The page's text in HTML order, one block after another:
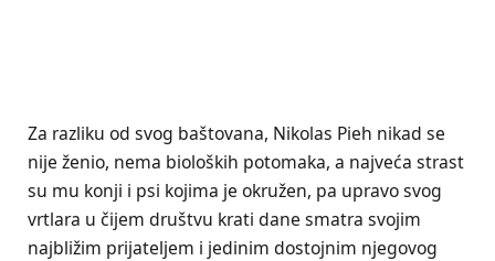
Za razliku od svog baštovana, Nikolas Pieh nikad se
nije ženio, nema bioloških potomaka, a najveća strast
su mu konji i psi kojima je okružen, pa upravo svog
vrtlara u čijem društvu krati dane smatra svojim
najbližim prijateljem i jedinim dostojnim njegovog